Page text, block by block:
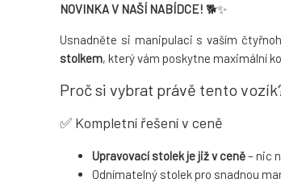
NOVINKA V NAŠÍ NABÍDCE! 🐕✨
Usnadněte si manipulaci s vaším
stolkem, který vám poskytne maximální
Proč si vybrat právě tento
✅ Kompletní řešení v ceně
Upravovací stolek je již v ceně– nic
Odnímatelný stolek pro snadnou